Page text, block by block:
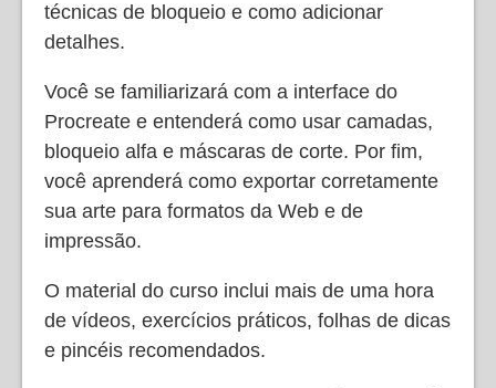
técnicas de bloqueio e como adicionar
detalhes.
Você se familiarizará com a interface do
Procreate e entenderá como usar camadas,
bloqueio alfa e máscaras de corte. Por fim,
você aprenderá como exportar corretamente
sua arte para formatos da Web e de
impressão.
O material do curso inclui mais de uma hora
de vídeos, exercícios práticos, folhas de dicas
e pincéis recomendados.